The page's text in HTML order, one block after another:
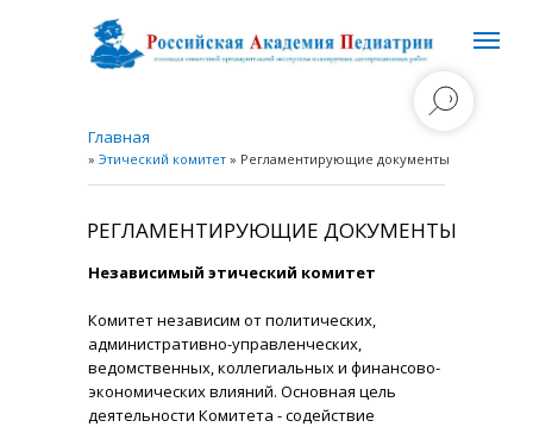
РЕГЛАМЕНТИРУЮЩИЕ ДОКУМЕНТЫ
Главная
» Этический комитет » Регламентирующие документы
Независимый этический комитет
Комитет независим от политических,
административно-управленческих,
ведомственных, коллегиальных и финансово-
экономических влияний. Основная цель
деятельности Комитета - содействие